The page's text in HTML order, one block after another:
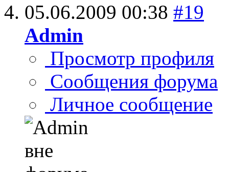
05.06.2009 00:38 #19
Admin
Просмотр профиля
Сообщения форума
Личное сообщение